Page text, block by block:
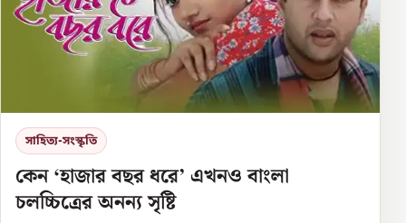
সাহিত্য-সংস্কৃতি
কেন ‘হাজার বছর ধরে’ এখনও বাংলা
চলচ্চিত্রের অনন্য সৃষ্টি